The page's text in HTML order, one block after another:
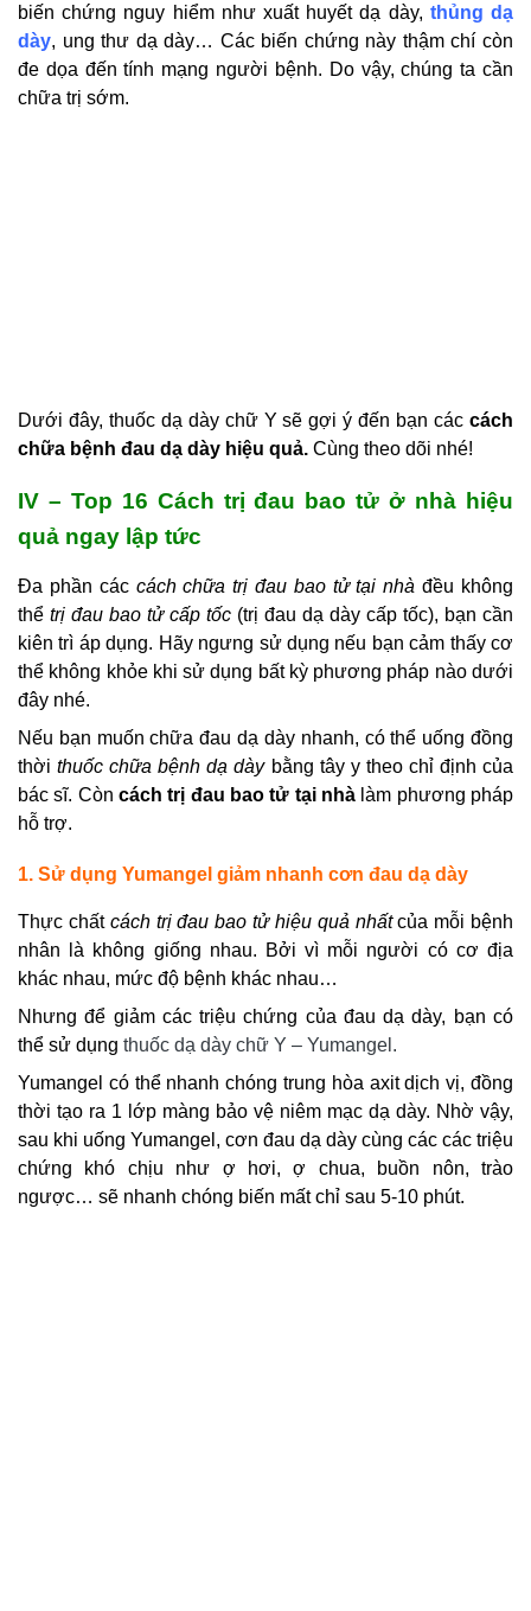
biến chứng nguy hiểm như xuất huyết dạ dày, thủng dạ
dày, ung thư dạ dày… Các biến chứng này thậm chí còn
đe dọa đến tính mạng người bệnh. Do vậy, chúng ta cần
chữa trị sớm.
Dưới đây, thuốc dạ dày chữ Y sẽ gợi ý đến bạn các cách
chữa bệnh đau dạ dày hiệu quả. Cùng theo dõi nhé!
IV – Top 16 Cách trị đau bao tử ở nhà hiệu
quả ngay lập tức
Đa phần các cách chữa trị đau bao tử tại nhà đều không
thể trị đau bao tử cấp tốc (trị đau dạ dày cấp tốc), bạn cần
kiên trì áp dụng. Hãy ngưng sử dụng nếu bạn cảm thấy cơ
thể không khỏe khi sử dụng bất kỳ phương pháp nào dưới
đây nhé.
Nếu bạn muốn chữa đau dạ dày nhanh, có thể uống đồng
thờithuốc chữa bệnh dạ dàybằng tây y theo chỉ định của
bác sĩ. Còn cách trị đau bao tử tại nhà làm phương pháp
hỗ trợ.
1. Sử dụng Yumangel giảm nhanh cơn đau dạ dày
Thực chất cách trị đau bao tử hiệu quả nhấtcủa mỗi bệnh
nhân là không giống nhau. Bởi vì mỗi người có cơ địa
khác nhau, mức độ bệnh khác nhau…
Nhưng để giảm các triệu chứng của đau dạ dày, bạn có
thể sử dụng thuốc dạ dày chữ Y – Yumangel .
Yumangel có thể nhanh chóng trung hòa axit dịch vị, đồng
thời tạo ra 1 lớp màng bảo vệ niêm mạc dạ dày. Nhờ vậy,
sau khi uống Yumangel, cơn đau dạ dày cùng các các triệu
chứng khó chịu như ợ hơi, ợ chua, buồn nôn, trào
ngược… sẽ nhanh chóng biến mất chỉ sau 5-10 phút.